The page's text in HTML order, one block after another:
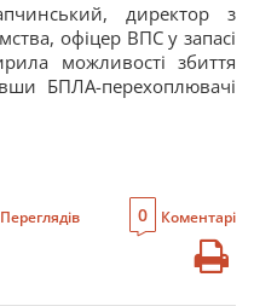
директор з
офіцер ВПС у запасі
можливості збиття
БПЛА-перехоплювачі
Переглядів 0 Коментарі